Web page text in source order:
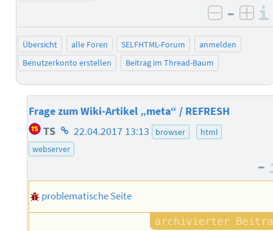
negativ
–
Übersicht alle Foren SELFHTML-Forum
anmelden
Benutzerkonto erstellen
Beitrag im Thread-Baum
Frage zum Wiki-Artikel „meta“ / REFRESH
TS Homepage
des
22.04.2017 13:13 browser
html
webserver
–
problematische Seite